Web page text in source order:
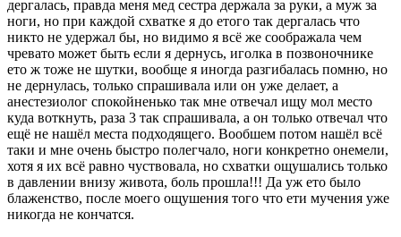
дергалась, правда меня мед сестра держала за руки, а муж за
ноги, но при каждой схватке я до етого так дергалась что
никто не удержал бы, но видимо я всё же соображала чем
чревато может быть если я дернусь, иголка в позвоночнике
ето ж тоже не шутки, вообще я иногда разгибалась помню, но
не дернулась, только спрашивала или он уже делает, а
анестезиолог спокойненько так мне отвечал ищу мол место
куда воткнуть, раза 3 так спрашивала, а он только отвечал что
ещё не нашёл места подходящего. Вообшем потом нашёл всё
таки и мне очень быстро полегчало, ноги конкретно онемели,
хотя я их всё равно чуствовала, но схватки ощушались только
в давлении внизу живота, боль прошла!!! Да уж ето было
блаженство, после моего ощушения того что ети мучения уже
никогда не кончатся.